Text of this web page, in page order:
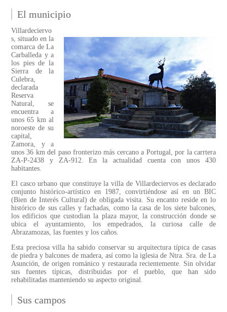
El municipio
Villardeciervo
s, situado en la
comarca de La
Carballeda y a
los pies de la
Sierra de la
Culebra,
declarada
Reserva
Natural, se
encuentra a
unos 65 km al
noroeste de su
capital,
Zamora, y a
unos 36 km del paso fronterizo más cercano a Portugal, por la carrtera
ZA-P-2438 y ZA-912. En la actualidad cuenta con unos 430
habitantes.
El casco urbano que constituye la villa de Villardeciervos es declarado
conjunto histórico-artístico en 1987, convirtiéndose así en un BIC
(Bien de Interés Cultural) de obligada visita. Su encanto reside en lo
histórico de sus calles y fachadas, como la casa de los siete balcones,
los edificios que custodian la plaza mayor, la construcción donde se
ubica el ayuntamiento, los empedrados, la curiosa calle de
Abrazamozas, las fuentes y los caños.
Esta preciosa villa ha sabido conservar su arquitectura típica de casas
de piedra y balcones de madera, así como la iglesia de Ntra. Sra. de La
Asunción, de origen románico y restaurada recientemente. Sin olvidar
sus fuentes típicas, distribuidas por el pueblo, que han sido
rehabilitadas manteniendo su aspecto original.
Sus campos